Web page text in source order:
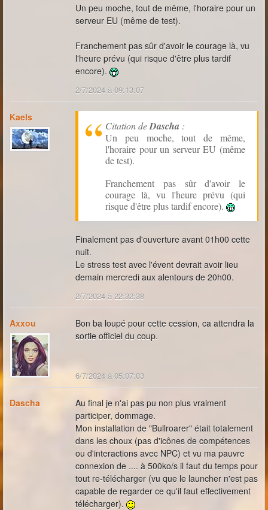
Un peu moche, tout de même, l'horaire pour un
serveur EU (même de test).
Franchement pas sûr d'avoir le courage là, vu
l'heure prévu (qui risque d'être plus tardif
encore).
2/7/2024 à 09:13:07
Kaels
Citation deDascha :
Un peu moche, tout de même,
l'horaire pour un serveur EU (même
de test).
Franchement pas sûr d'avoir le
courage là, vu l'heure prévu (qui
risque d'être plus tardif encore).
Finalement pas d'ouverture avant 01h00 cette
nuit.
Le stress test avec l'évent devrait avoir lieu
demain mercredi aux alentours de 20h00.
2/7/2024 à 22:32:38
Axxou
Bon ba loupé pour cette cession, ca attendra la
sortie officiel du coup.
6/7/2024 à 05:07:03
Dascha
Au final je n'ai pas pu non plus vraiment
participer, dommage.
Mon installation de "Bullroarer" était totalement
dans les choux (pas d'icônes de compétences
ou d'interactions avec NPC) et vu ma pauvre
connexion de .... à 500ko/s il faut du temps pour
tout re-télécharger (vu que le launcher n'est pas
capable de regarder ce qu'il faut effectivement
télécharger).